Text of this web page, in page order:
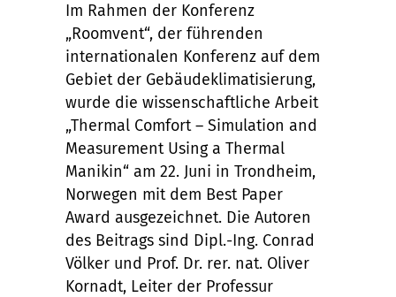
Im Rahmen der Konferenz
„Roomvent“, der führenden
internationalen Konferenz auf dem
Gebiet der Gebäudeklimatisierung,
wurde die wissenschaftliche Arbeit
„Thermal Comfort – Simulation and
Measurement Using a Thermal
Manikin“ am 22. Juni in Trondheim,
Norwegen mit dem Best Paper
Award ausgezeichnet. Die Autoren
des Beitrags sind Dipl.-Ing. Conrad
Völker und Prof. Dr. rer. nat. Oliver
Kornadt, Leiter der Professur